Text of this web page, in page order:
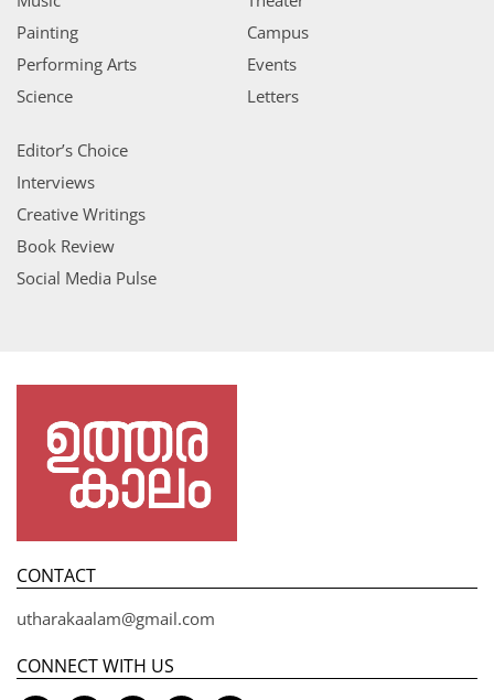
Painting
Performing Arts
Science
Campus
Events
Letters
Editor’s Choice
Interviews
Creative Writings
Book Review
Social Media Pulse
CONTACT
utharakaalam@gmail.com
CONNECT WITH US